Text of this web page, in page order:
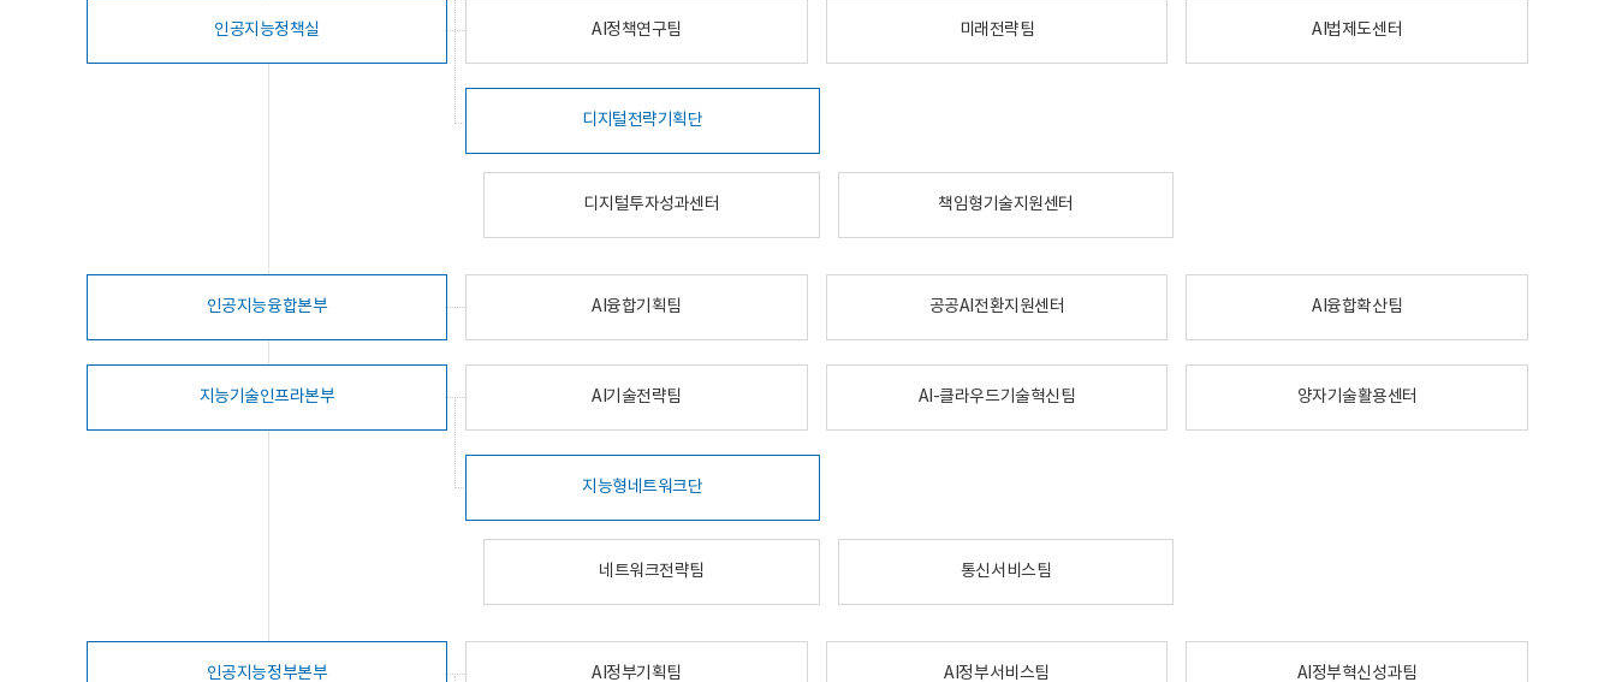
인공지능정책실 AI정책연구팀 미래전략팀 AI법제도센터
디지털전략기획단
디지털투자성과센터 책임형기술지원센터
인공지능융합본부 AI융합기획팀 공공AI전환지원센터 AI융합확산팀
지능기술인프라본부 AI기술전략팀 AI-클라우드기술혁신팀 양자기술활용센터
지능형네트워크단
네트워크전략팀 통신서비스팀
인공지능정부본부 AI정부기획팀 AI정부서비스팀 AI정부혁신성과팀